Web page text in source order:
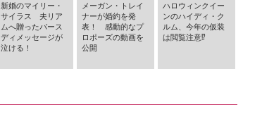
新婚のマイリー・
サイラス 夫リア
ムへ贈ったバース
ディメッセージが
泣ける！
メーガン・トレイ
ナーが婚約を発
表！ 感動的なプ
ロポーズの動画を
公開
ハロウィンクイー
ンのハイディ・ク
ルム、今年の仮装
は閲覧注意⁉︎